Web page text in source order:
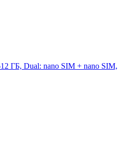
ГБ, Dual: nano SIM + nano SIM,